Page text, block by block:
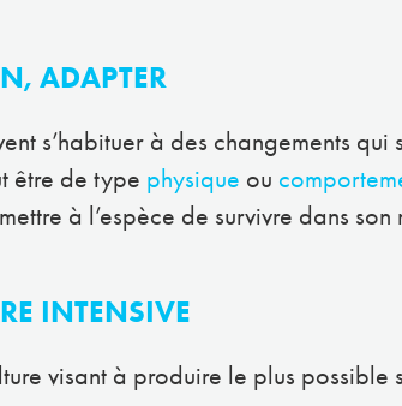
ADAPTER
s’habituer à des changements
être de type physique ou
à l’espèce de survivre dans son
INTENSIVE
visant à produire le plus possible